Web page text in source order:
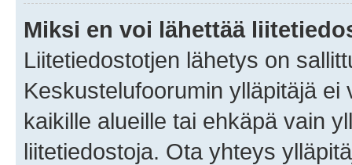
Miksi en voi lähettää
Liitetiedostotjen lähetys on
Keskustelufoorumin ylläpitäjä
kaikille alueille tai ehkäpä vain
liitetiedostoja. Ota yhteys